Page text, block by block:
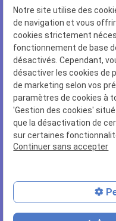
Notre site utilise des
de navigation et vous
cookies strictement
fonctionnement de base
désactivés. Cependant,
désactiver les cookies de
de marketing selon vos
paramètres de cookies à
'Gestion des cookies'
que la désactivation de
sur certaines
Continuer sans accepter